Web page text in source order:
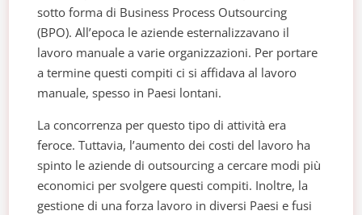
sotto forma di Business Process Outsourcing
(BPO). All’epoca le aziende esternalizzavano il
lavoro manuale a varie organizzazioni. Per portare
a termine questi compiti ci si affidava al lavoro
manuale, spesso in Paesi lontani.
La concorrenza per questo tipo di attività era
feroce. Tuttavia, l’aumento dei costi del lavoro ha
spinto le aziende di outsourcing a cercare modi più
economici per svolgere questi compiti. Inoltre, la
gestione di una forza lavoro in diversi Paesi e fusi